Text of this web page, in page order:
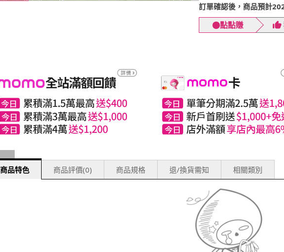
訂單確認後，商品預計
點點賺
商品特色 商品評價(0) 商品規格 退/換貨需知 相關類別